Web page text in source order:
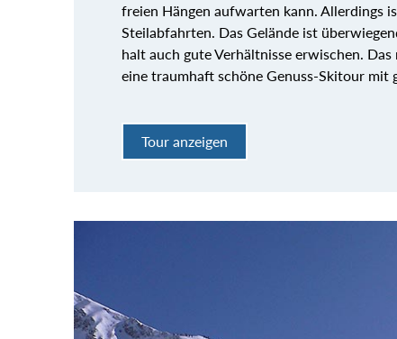
freien Hängen aufwarten kann. Allerdings
Steilabfahrten. Das Gelände ist
halt auch gute Verhältnisse erwischen.
eine traumhaft schöne Genuss-Skitour mit
Tour anzeigen